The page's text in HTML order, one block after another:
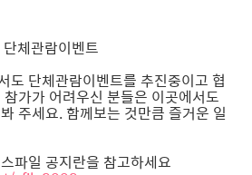
체관람이벤트
도 단체관람이벤트를 추진중이고 협
가가 어려우신 분들은 이곳에서도
주세요. 함께보는 것만큼 즐거운 일
파일 공지란을 참고하세요